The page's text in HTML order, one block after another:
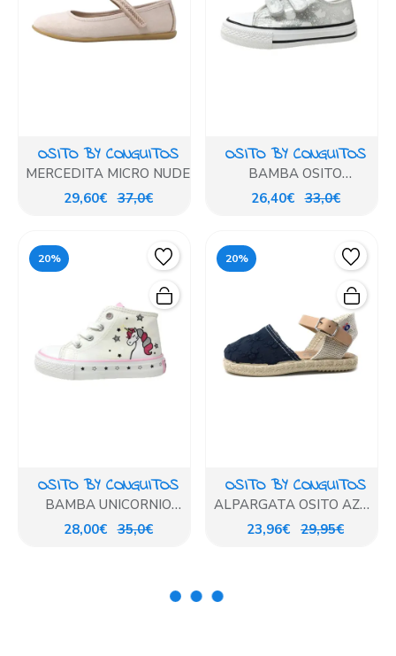
OSITO BY CONGUITOS
MERCEDITA MICRO NUDE
29,60€ 37,0€
OSITO BY CONGUITOS
BAMBA OSITO
METALIZADO PLATA
VELCRO
26,40€ 33,0€
20%
OSITO BY CONGUITOS
BAMBA UNICORNIO
OSITO
28,00€ 35,0€
20%
OSITO BY CONGUITOS
ALPARGATA OSITO AZUL
MARINO
23,96€ 29,95€